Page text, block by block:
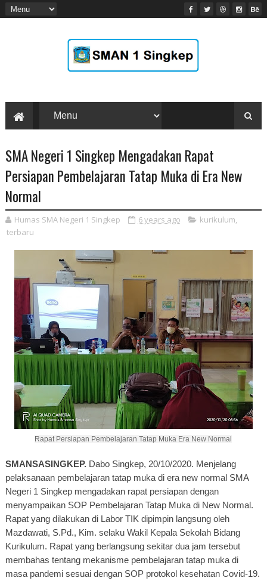
SMA Negeri 1 Singkep Mengadakan Rapat
Persiapan Pembelajaran Tatap Muka di Era New
Normal
Humas SMA Negeri 1 Singkep 6 years ago kurikulum
terbaru
Rapat Persiapan Pembelajaran Tatap Muka Era New Normal
SMANSASINGKEP. Dabo Singkep, 20/10/2020. Menjelang
pelaksanaan pembelajaran tatap muka di era new normal SMA
Negeri 1 Singkep mengadakan rapat persiapan dengan
menyampaikan SOP Pembelajaran Tatap Muka di New Normal.
Rapat yang dilakukan di Labor TIK dipimpin langsung oleh
Mazdawati, S.Pd., Kim. selaku Wakil Kepala Sekolah Bidang
Kurikulum. Rapat yang berlangsung sekitar dua jam tersebut
membahas tentang mekanisme pembelajaran tatap muka di
masa pandemi sesuai dengan SOP protokol kesehatan Covid-19.